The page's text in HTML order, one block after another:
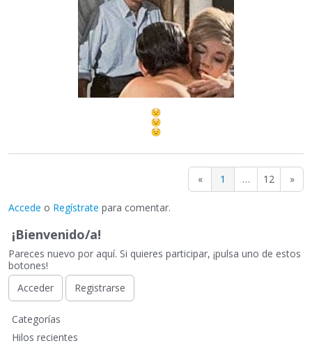
« 1 … 12 »
Accede o Regístrate para comentar.
¡Bienvenido/a!
Pareces nuevo por aquí. Si quieres participar, ¡pulsa uno de estos
botones!
Acceder
Registrarse
E
n
Categorías
Hilos recientes